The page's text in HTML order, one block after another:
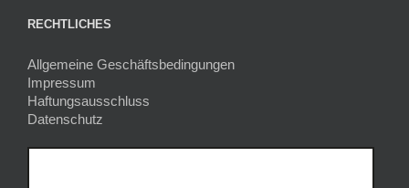
RECHTLICHES
Allgemeine Geschäftsbedingungen
Impressum
Haftungsausschluss
Datenschutz